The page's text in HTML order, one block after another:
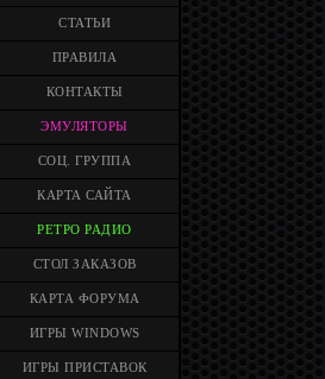
СТАТЬИ
ПРАВИЛА
КОНТАКТЫ
ЭМУЛЯТОРЫ
СОЦ. ГРУППА
КАРТА САЙТА
РЕТРО РАДИО
СТОЛ ЗАКАЗОВ
КАРТА ФОРУМА
ИГРЫ WINDOWS
ИГРЫ ПРИСТАВОК